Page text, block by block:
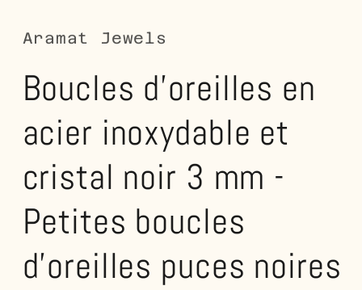
fenêtre
modale
Aramat Jewels
Boucles d'oreilles en
acier inoxydable et
cristal noir 3 mm -
Petites boucles
d'oreilles puces noires